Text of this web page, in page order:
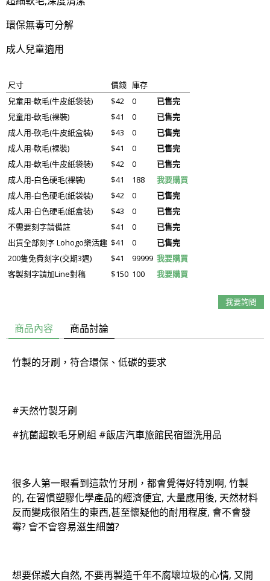
環保無毒可分解
成人兒童適用
尺寸 價錢 庫存
兒童用-軟毛(牛皮紙袋裝)
$42 0
已售完
兒童用-軟毛(裸裝)
$41 0
已售完
成人用-軟毛(牛皮紙盒裝)
$43 0
已售完
成人用-軟毛(裸裝)
$41 0
已售完
成人用-軟毛(牛皮紙袋裝)
$42 0
已售完
成人用-白色硬毛(裸裝)
$41 188
我要購買
成人用-白色硬毛(紙袋裝)
$42 0
已售完
成人用-白色硬毛(紙盒裝)
$43 0
已售完
不需要刻字請備註
$41 0
已售完
出貨全部刻字 Lohogo樂活趣 $41 0
已售完
200隻免費刻字(交期3週)
$41 99999 我要購買
客製刻字請加Line對稿
$150 100 我要購買
我要詢問
商品內容 商品討論
竹製的牙刷，符合環保、低碳的要求
#天然竹製牙刷
#抗菌超軟毛牙刷組 #飯店汽車旅館民宿盥洗用品
很多人第一眼看到這款竹牙刷，都會覺得好特別啊, 竹製
的, 在習慣塑膠化學產品的經濟便宜, 大量應用後, 天然材料
反而變成很陌生的東西,甚至懷疑他的耐用程度, 會不會發
霉? 會不會容易滋生細菌?
想要保護大自然, 不要再製造千年不腐壞垃圾的心情, 又開